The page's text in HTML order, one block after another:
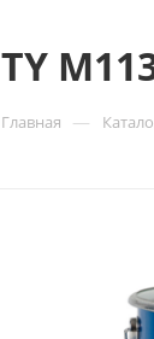
TY
Главная —